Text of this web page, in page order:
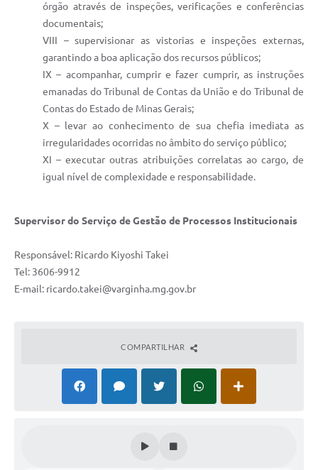
órgão através de inspeções, verificações e conferências
documentais;
VIII – supervisionar as vistorias e inspeções externas,
garantindo a boa aplicação dos recursos públicos;
IX – acompanhar, cumprir e fazer cumprir, as instruções
emanadas do Tribunal de Contas da União e do Tribunal de
Contas do Estado de Minas Gerais;
X – levar ao conhecimento de sua chefia imediata as
irregularidades ocorridas no âmbito do serviço público;
XI – executar outras atribuições correlatas ao cargo, de
igual nível de complexidade e responsabilidade.
Supervisor do Serviço de Gestão de Processos Institucionais
Responsável: Ricardo Kiyoshi Takei
Tel: 3606-9912
E-mail: ricardo.takei@varginha.mg.gov.br
COMPARTILHAR